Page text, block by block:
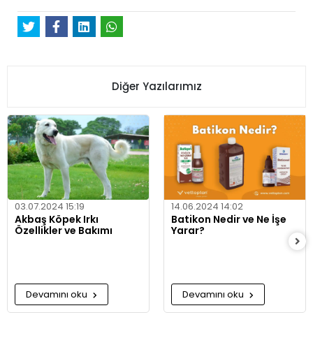
Diğer Yazılarımız
03.07.2024 15:19
Akbaş Köpek Irkı
Özellikler ve Bakımı
Devamını oku
14.06.2024 14:02
Batikon Nedir ve Ne İşe
Yarar?
Devamını oku